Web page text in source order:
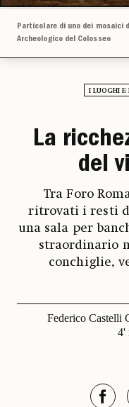
Particolare di uno dei mosaici
Archeologico del Colosseo
I LUOGHI E
La
del
Tra Foro
ritrovati i resti
una sala per
straordinario
conchiglie,
Federico Castelli
4'